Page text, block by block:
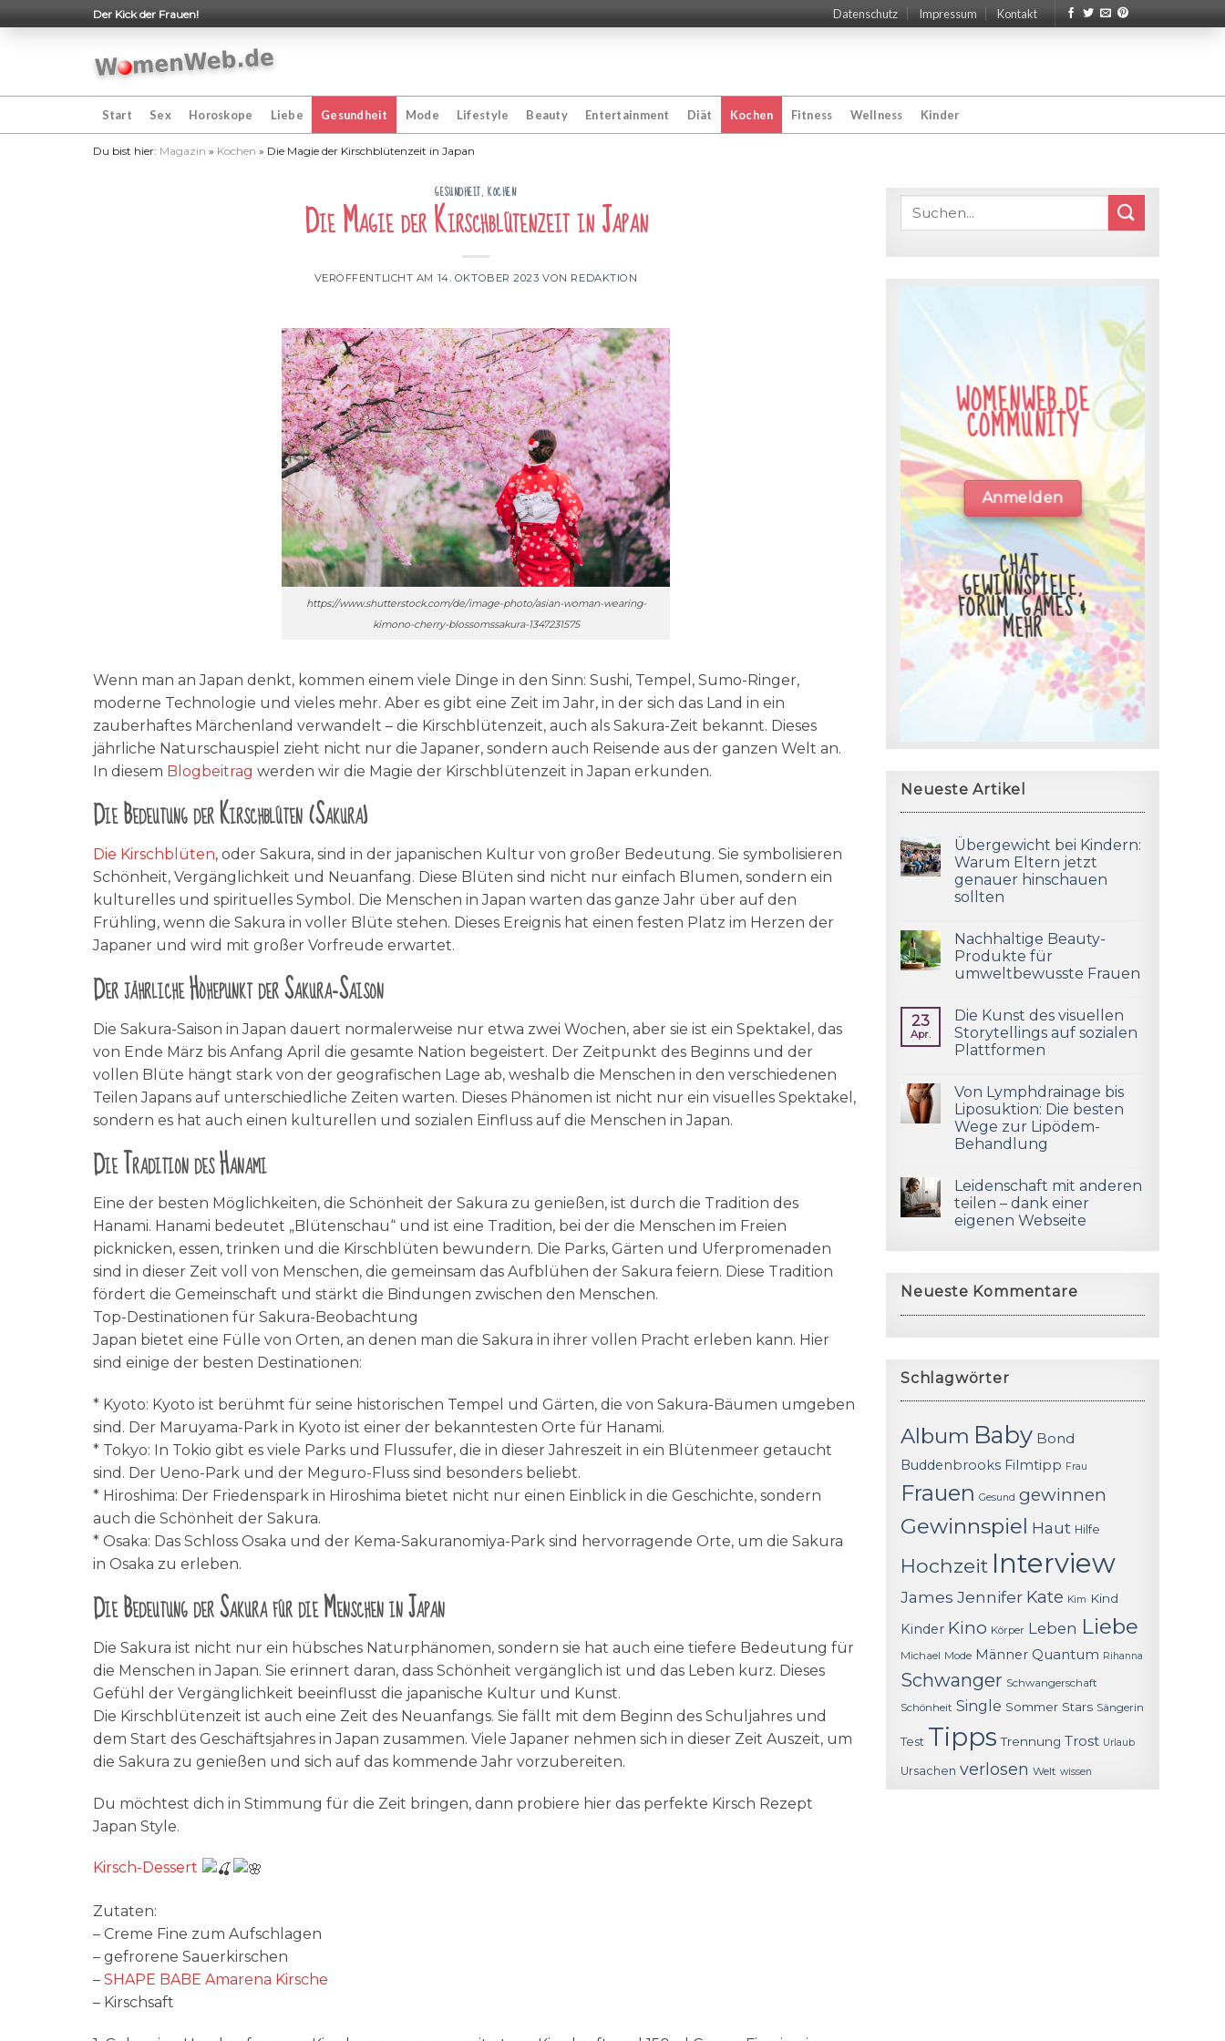
to
Der Kick der Frauen! Datenschutz Impressum Kontakt
Start Sex Horoskope Liebe Gesundheit Mode Lifestyle Beauty Entertainment Diät Kochen Fitness Wellness Kinder
Du bist hier: Magazin » Kochen » Die Magie der Kirschblütenzeit in Japan
GESUNDHEIT,KOCHEN
Die Magie der Kirschblütenzeit in Japan
VERÖFFENTLICHT AM 14. OKTOBER 2023 VON REDAKTION
https://www.shutterstock.com/de/image-photo/asian-woman-wearing-
kimono-cherry-blossomssakura-1347231575
Wenn man an Japan denkt, kommen einem viele Dinge in den Sinn: Sushi, Tempel, Sumo-Ringer,
moderne Technologie und vieles mehr. Aber es gibt eine Zeit im Jahr, in der sich das Land in ein
zauberhaftes Märchenland verwandelt – die Kirschblütenzeit, auch als Sakura-Zeit bekannt. Dieses
jährliche Naturschauspiel zieht nicht nur die Japaner, sondern auch Reisende aus der ganzen Welt an.
In diesem Blogbeitrag werden wir die Magie der Kirschblütenzeit in Japan erkunden.
Die Bedeutung der Kirschblüten (Sakura)
Die Kirschblüten, oder Sakura, sind in der japanischen Kultur von großer Bedeutung. Sie symbolisieren
Schönheit, Vergänglichkeit und Neuanfang. Diese Blüten sind nicht nur einfach Blumen, sondern ein
kulturelles und spirituelles Symbol. Die Menschen in Japan warten das ganze Jahr über auf den
Frühling, wenn die Sakura in voller Blüte stehen. Dieses Ereignis hat einen festen Platz im Herzen der
Japaner und wird mit großer Vorfreude erwartet.
Der jährliche Höhepunkt der Sakura-Saison
Die Sakura-Saison in Japan dauert normalerweise nur etwa zwei Wochen, aber sie ist ein Spektakel, das
von Ende März bis Anfang April die gesamte Nation begeistert. Der Zeitpunkt des Beginns und der
vollen Blüte hängt stark von der geografischen Lage ab, weshalb die Menschen in den verschiedenen
Teilen Japans auf unterschiedliche Zeiten warten. Dieses Phänomen ist nicht nur ein visuelles Spektakel,
sondern es hat auch einen kulturellen und sozialen Einfluss auf die Menschen in Japan.
Die Tradition des Hanami
Eine der besten Möglichkeiten, die Schönheit der Sakura zu genießen, ist durch die Tradition des
Hanami. Hanami bedeutet „Blütenschau“ und ist eine Tradition, bei der die Menschen im Freien
picknicken, essen, trinken und die Kirschblüten bewundern. Die Parks, Gärten und Uferpromenaden
sind in dieser Zeit voll von Menschen, die gemeinsam das Aufblühen der Sakura feiern. Diese Tradition
fördert die Gemeinschaft und stärkt die Bindungen zwischen den Menschen.
Top-Destinationen für Sakura-Beobachtung
Japan bietet eine Fülle von Orten, an denen man die Sakura in ihrer vollen Pracht erleben kann. Hier
sind einige der besten Destinationen:
* Kyoto: Kyoto ist berühmt für seine historischen Tempel und Gärten, die von Sakura-Bäumen umgeben
sind. Der Maruyama-Park in Kyoto ist einer der bekanntesten Orte für Hanami.
* Tokyo: In Tokio gibt es viele Parks und Flussufer, die in dieser Jahreszeit in ein Blütenmeer getaucht
sind. Der Ueno-Park und der Meguro-Fluss sind besonders beliebt.
* Hiroshima: Der Friedenspark in Hiroshima bietet nicht nur einen Einblick in die Geschichte, sondern
auch die Schönheit der Sakura.
* Osaka: Das Schloss Osaka und der Kema-Sakuranomiya-Park sind hervorragende Orte, um die Sakura
in Osaka zu erleben.
Die Bedeutung der Sakura für die Menschen in Japan
Die Sakura ist nicht nur ein hübsches Naturphänomen, sondern sie hat auch eine tiefere Bedeutung für
die Menschen in Japan. Sie erinnert daran, dass Schönheit vergänglich ist und das Leben kurz. Dieses
Gefühl der Vergänglichkeit beeinflusst die japanische Kultur und Kunst.
Die Kirschblütenzeit ist auch eine Zeit des Neuanfangs. Sie fällt mit dem Beginn des Schuljahres und
dem Start des Geschäftsjahres in Japan zusammen. Viele Japaner nehmen sich in dieser Zeit Auszeit, um
die Sakura zu genießen und sich auf das kommende Jahr vorzubereiten.
Du möchtest dich in Stimmung für die Zeit bringen, dann probiere hier das perfekte Kirsch Rezept
Japan Style.
Kirsch-Dessert
Zutaten:
– Creme Fine zum Aufschlagen
– gefrorene Sauerkirschen
– SHAPE BABE Amarena Kirsche
– Kirschsaft
WOMENWEB.DE
COMMUNITY
Anmelden
CHAT,
GEWINNSPIELE,
FORUM, GAMES &
MEHR
Neueste Artikel
Übergewicht bei Kindern:
Warum Eltern jetzt
genauer hinschauen
sollten
Nachhaltige Beauty-
Produkte für
umweltbewusste Frauen
23
Apr.
Die Kunst des visuellen
Storytellings auf sozialen
Plattformen
Von Lymphdrainage bis
Liposuktion: Die besten
Wege zur Lipödem-
Behandlung
Leidenschaft mit anderen
teilen – dank einer
eigenen Webseite
Neueste Kommentare
Schlagwörter
Album Baby Bond
Buddenbrooks Filmtipp Frau
Frauen Gesund gewinnen
Gewinnspiel Haut Hilfe
Hochzeit Interview
James Jennifer Kate Kim Kind
Kinder Kino Körper Leben Liebe
Michael Mode Männer Quantum Rihanna
Schwanger Schwangerschaft
Schönheit Single Sommer Stars Sängerin
Test Tipps Trennung Trost Urlaub
Ursachen verlosen Welt wissen